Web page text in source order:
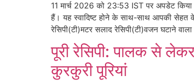
11 मार्च 2026 को 23:53 IST पर अपडेट
हैं। यह स्वादिष्ट होने के साथ-साथ आपकी सेहत के
रेसिपी(टी)मटर सलाद रेसिपी(टी)वजन घटाने
पूरी रेसिपी: पालक से
कुरकुरी पूरियां